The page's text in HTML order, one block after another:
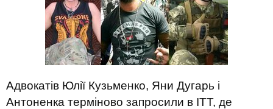
Адвокатів Юлії Кузьменко, Яни Дугарь і
Антоненка терміново запросили в ІТТ, де